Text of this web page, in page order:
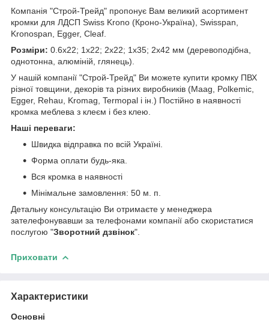
Компанія "Строй-Трейд" пропонує Вам великий асортимент
кромки для ЛДСП Swiss Krono (Кроно-Україна), Swisspan,
Kronospan, Egger, Cleaf.
Розміри: 0.6х22; 1х22; 2х22; 1х35; 2х42 мм (деревоподібна,
однотонна, алюміній, глянець).
У нашій компанії "Строй-Трейд" Ви можете купити кромку ПВХ
різної товщини, декорів та різних виробників (Maag, Polkemic,
Egger, Rehau, Kromag, Termopal і ін.) Постійно в наявності
кромка меблева з клеєм і без клею.
Наші переваги:
Швидка відправка по всій Україні.
Форма оплати будь-яка.
Вся кромка в наявності
Мінімальне замовлення: 50 м. п.
Детальну консультацію Ви отримаєте у менеджера
зателефонувавши за телефонами компанії або скористатися
послугою "Зворотний дзвінок".
Приховати
Характеристики
Основні